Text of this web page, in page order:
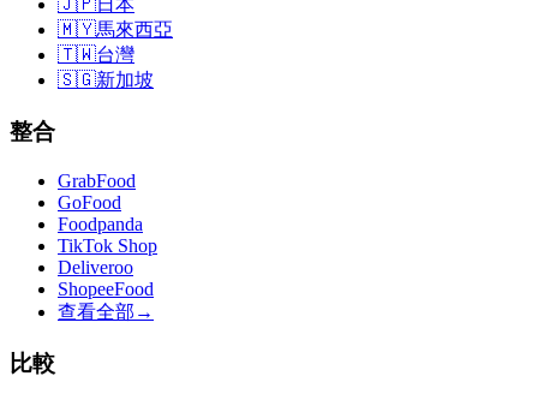
🇯🇵日本
🇲🇾馬來西亞
🇹🇼台灣
🇸🇬新加坡
整合
GrabFood
GoFood
Foodpanda
TikTok Shop
Deliveroo
ShopeeFood
查看全部 →
比較